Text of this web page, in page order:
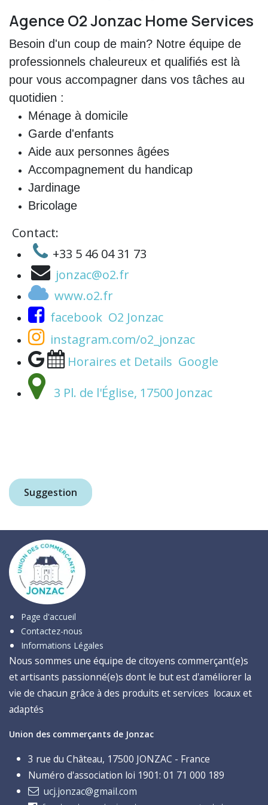
Agence O2 Jonzac Home Services
Besoin d'un coup de main? Notre équipe de
professionnels chaleureux et qualifiés est là
pour vous accompagner dans vos tâches au
quotidien :
Ménage à domicile
Garde d'enfants
Aide aux personnes âgées
Accompagnement du handicap
Jardinage
Bricolage
Contact:
+33 5 46 04 31 73
jonzac@o2.fr
www.o2.fr
facebook O2 Jonzac
instagram.com/o2_jonzac
Horaires et Details Google
3 Pl. de l'Église, 17500 Jonzac
Suggestion
Page d'accueil
Contactez-nous
Informations Légales
Nous sommes une équipe de citoyens commerçant(e)s
et artisants passionné(e)s dont le but est d'améliorer la
vie de chacun grâce à des produits et services locaux et
adaptés
Union des commerçants de Jonzac
3 rue du Château, 17500 JONZAC - France
Numéro d'association loi 1901: 01 71 000 189
ucj.jonzac@gmail.com